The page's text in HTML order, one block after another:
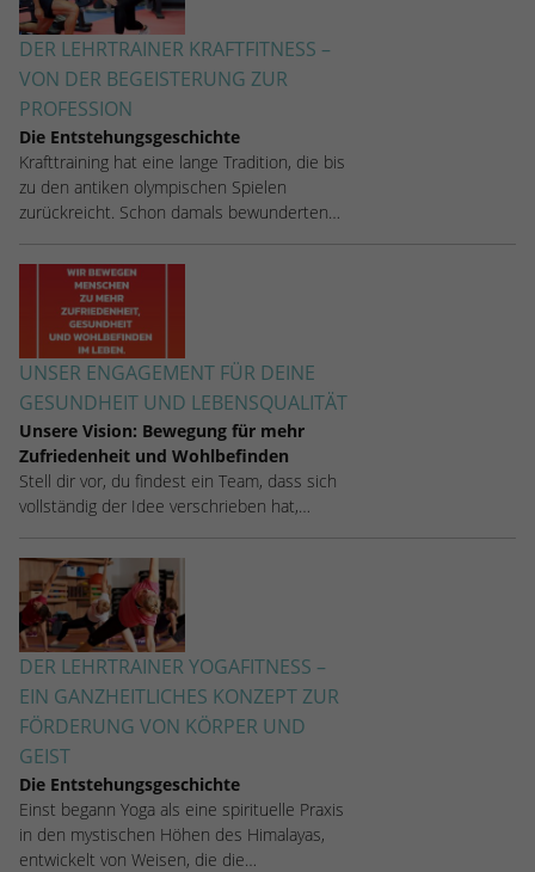
DER LEHRTRAINER KRAFTFITNESS –
VON DER BEGEISTERUNG ZUR
PROFESSION
Die Entstehungsgeschichte
Krafttraining hat eine lange Tradition, die bis
zu den antiken olympischen Spielen
zurückreicht. Schon damals bewunderten…
UNSER ENGAGEMENT FÜR DEINE
GESUNDHEIT UND LEBENSQUALITÄT
Unsere Vision: Bewegung für mehr
Zufriedenheit und Wohlbefinden
Stell dir vor, du findest ein Team, dass sich
vollständig der Idee verschrieben hat,…
DER LEHRTRAINER YOGAFITNESS –
EIN GANZHEITLICHES KONZEPT ZUR
FÖRDERUNG VON KÖRPER UND
GEIST
Die Entstehungsgeschichte
Einst begann Yoga als eine spirituelle Praxis
in den mystischen Höhen des Himalayas,
entwickelt von Weisen, die die…
stammen, und die Seiten in anonymisierter
Form.
Name
Anbieter Google Analytics
Laufzeit 1 Minute
Zweck
Dieser Cookie identifiziert die Besucher
Anzeigenplatzierung zu vereinfachen.